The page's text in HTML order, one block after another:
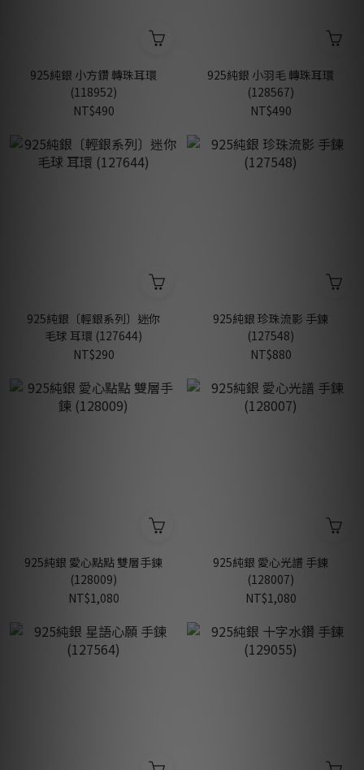
925純銀 小方鑽 轉珠耳環
(118952)
NT$490
925純銀 小羽毛 轉珠耳環
(128567)
NT$490
925純銀〔輕銀系列〕迷你
毛球 耳環 (127644)
NT$290
925純銀 珍珠流影 手鍊
(127548)
NT$880
925純銀 愛心點點 雙層手鍊
(128009)
NT$1,080
925純銀 愛心光譜 手鍊
(128007)
NT$1,080